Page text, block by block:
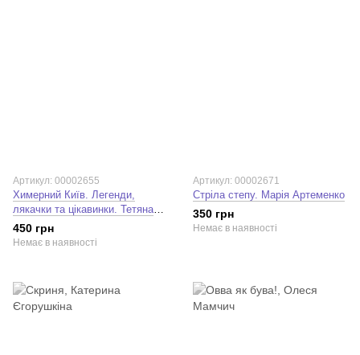
Артикул: 00002655
Химерний Київ. Легенди,
лякачки та цікавинки. Тетяна
Стрижевська
450 грн
Немає в наявності
Артикул: 00002671
Стріла степу. Марія Артеменко
350 грн
Немає в наявності